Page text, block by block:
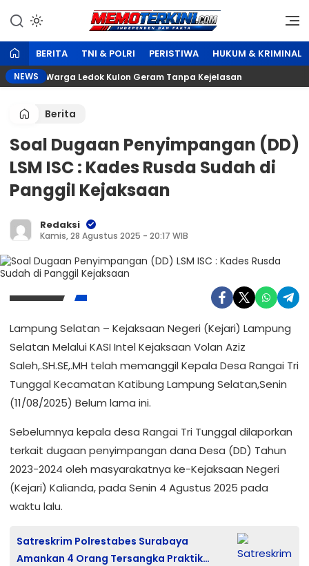
konten
Memoterkini.com
Independen dan Fakta
BERITA TNI & POLRI PERISTIWA HUKUM & KRIMINAL
NEWSWarga Ledok Kulon Geram Tanpa Kejelasan
Berita
Soal Dugaan Penyimpangan (DD)
LSM ISC : Kades Rusda Sudah di
Panggil Kejaksaan
Redaksi
Kamis, 28 Agustus 2025 - 20:17 WIB
Lampung Selatan – Kejaksaan Negeri (Kejari) Lampung
Selatan Melalui KASI Intel Kejaksaan Volan Aziz
Saleh,.SH.SE,.MH telah memanggil Kepala Desa Rangai Tri
Tunggal Kecamatan Katibung Lampung Selatan,Senin
(11/08/2025) Belum lama ini.
Sebelumnya kepala desa Rangai Tri Tunggal dilaporkan
terkait dugaan penyimpangan dana Desa (DD) Tahun
2023-2024 oleh masyarakatnya ke-Kejaksaan Negeri
(Kejari) Kalianda, pada Senin 4 Agustus 2025 pada
waktu lalu.
Satreskrim Polrestabes Surabaya
Amankan 4 Orang Tersangka Praktik